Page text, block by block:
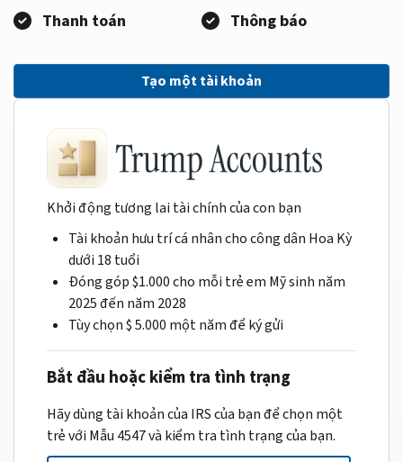
Thanh toán
Thông báo
Tạo một tài khoản
Khởi động tương lai tài chính của con bạn
Tài khoản hưu trí cá nhân cho công dân Hoa Kỳ
dưới 18 tuổi
Đóng góp $1.000 cho mỗi trẻ em Mỹ sinh năm
2025 đến năm 2028
Tùy chọn $ 5.000 một năm để ký gửi
Bắt đầu hoặc kiểm tra tình trạng
Hãy dùng tài khoản của IRS của bạn để chọn một
trẻ với Mẫu 4547 và kiểm tra tình trạng của bạn.